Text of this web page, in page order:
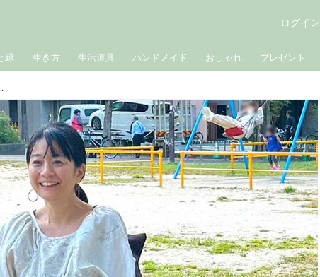
緑 生き方 生活道具 ハンドメイド おしゃれ プレゼント
ログイン
たこと｜難病ALSとともに生きる／はらだまさこ